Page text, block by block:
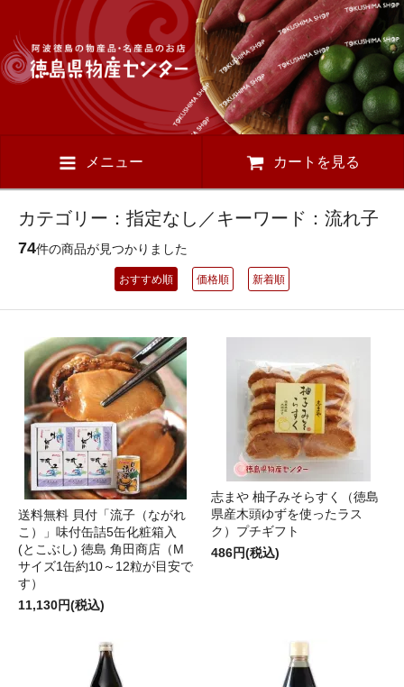
メニュー カートを見る
カテゴリー：指定なし／キーワード：流れ子
74件の商品が見つかりました
おすすめ順 価格順 新着順
送料無料 貝付「流子（ながれ
こ）」味付缶詰5缶化粧箱入
(とこぶし) 徳島 角田商店（M
サイズ1缶約10～12粒が目安で
す）
11,130円(税込)
志まや 柚子みそらすく（徳島
県産木頭ゆずを使ったラス
ク）プチギフト
486円(税込)